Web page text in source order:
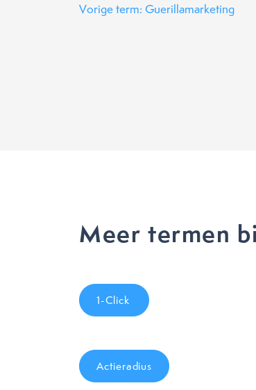
Vorige term: Guerillamarketing
Meer termen
1-Click
Actieradius